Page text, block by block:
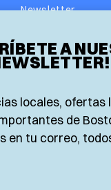
A
locales, ofertas
de
en tu correo,
Newsletter
Edición impresa
Advertise with us